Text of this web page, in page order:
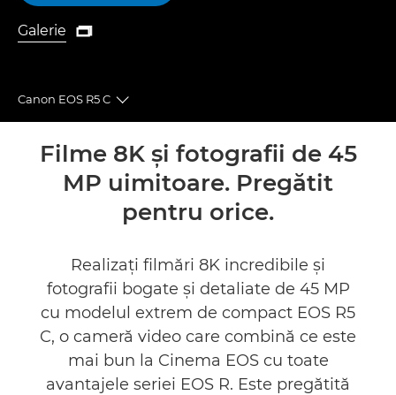
Galerie
Galerie

Canon EOS R5 C
Toggle breadcrumbs
Prezentare generală
Specificaţii
Asistenţă
Filme 8K şi fotografii de 45
MP uimitoare. Pregătit
pentru orice.
Realizaţi filmări 8K incredibile şi
fotografii bogate şi detaliate de 45 MP
cu modelul extrem de compact EOS R5
C, o cameră video care combină ce este
mai bun la Cinema EOS cu toate
avantajele seriei EOS R. Este pregătită